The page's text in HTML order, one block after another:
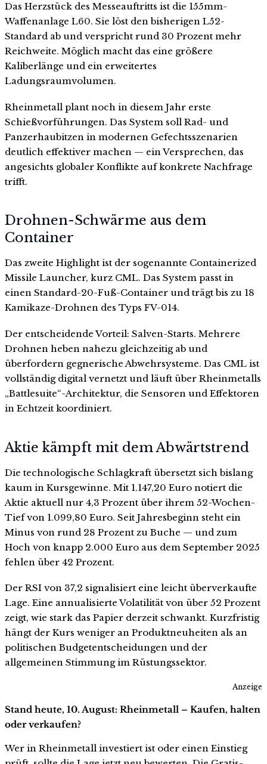
Das Herzstück des Messeauftritts ist die 155mm-
Waffenanlage L60. Sie löst den bisherigen L52-
Standard ab und verspricht rund 30 Prozent mehr
Reichweite. Möglich macht das eine größere
Kaliberlänge und ein erweitertes
Ladungsraumvolumen.
Rheinmetall plant noch in diesem Jahr erste
Schießvorführungen. Das System soll Rad- und
Panzerhaubitzen in modernen Gefechtsszenarien
deutlich effektiver machen — ein Versprechen, das
angesichts globaler Konflikte auf konkrete Nachfrage
trifft.
Drohnen-Schwärme aus dem
Container
Das zweite Highlight ist der sogenannte Containerized
Missile Launcher, kurz CML. Das System passt in
einen Standard-20-Fuß-Container und trägt bis zu 18
Kamikaze-Drohnen des Typs FV-014.
Der entscheidende Vorteil: Salven-Starts. Mehrere
Drohnen heben nahezu gleichzeitig ab und
überfordern gegnerische Abwehrsysteme. Das CML ist
vollständig digital vernetzt und läuft über Rheinmetalls
„Battlesuite“-Architektur, die Sensoren und Effektoren
in Echtzeit koordiniert.
Aktie kämpft mit dem Abwärtstrend
Die technologische Schlagkraft übersetzt sich bislang
kaum in Kursgewinne. Mit 1.147,20 Euro notiert die
Aktie aktuell nur 4,3 Prozent über ihrem 52-Wochen-
Tief von 1.099,80 Euro. Seit Jahresbeginn steht ein
Minus von rund 28 Prozent zu Buche — und zum
Hoch von knapp 2.000 Euro aus dem September 2025
fehlen über 42 Prozent.
Der RSI von 37,2 signalisiert eine leicht überverkaufte
Lage. Eine annualisierte Volatilität von über 52 Prozent
zeigt, wie stark das Papier derzeit schwankt. Kurzfristig
hängt der Kurs weniger an Produktneuheiten als an
politischen Budgetentscheidungen und der
allgemeinen Stimmung im Rüstungssektor.
Anzeige
Stand heute, 10. August: Rheinmetall – Kaufen, halten
oder verkaufen?
Wer in Rheinmetall investiert ist oder einen Einstieg